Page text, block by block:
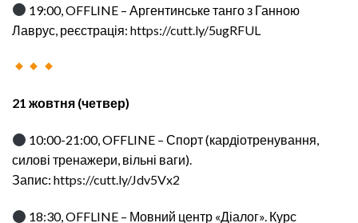
19:00, OFFLINE – Аргентинське танго з Ганною
Лаврус, реєстрація: https://cutt.ly/5ugRFUL
21 жовтня (четвер)
10:00-21:00, OFFLINE – Спорт (кардіотренування,
силові тренажери, вільні ваги).
Запис: https://cutt.ly/Jdv5Vx2
18:30, OFFLINE – Мовний центр «Діалог». Курс